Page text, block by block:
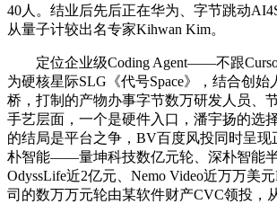
40人。结业后先后正在华为、字节跳动
从量子计较出名专家Kihwan Kim。
定位企业级Coding Agent——不跟
为硬核星际SLG《代号Space》，结合创始
桥，打制的产物办事字节数万研发人员、
手艺层面，一个是硬件入口，潘宇扬的选
的结局是平台之争，BV百度风投同时呈现
朴智能——量坤科技数亿元轮、深朴智能半
OdyssLife近2亿元、Nemo Video近万万美
司的数万万元轮由某软件财产CVC领投，